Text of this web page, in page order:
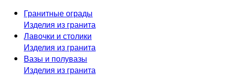
Гранитные ограды
Изделия из гранита
Лавочки и столики
Изделия из гранита
Вазы и полувазы
Изделия из гранита